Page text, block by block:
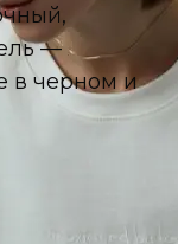
—
в черном и